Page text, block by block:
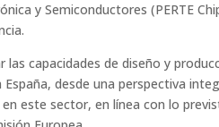
y Semiconductores (PERTE
capacidades de diseño y
desde una perspectiva
este sector, en línea con lo